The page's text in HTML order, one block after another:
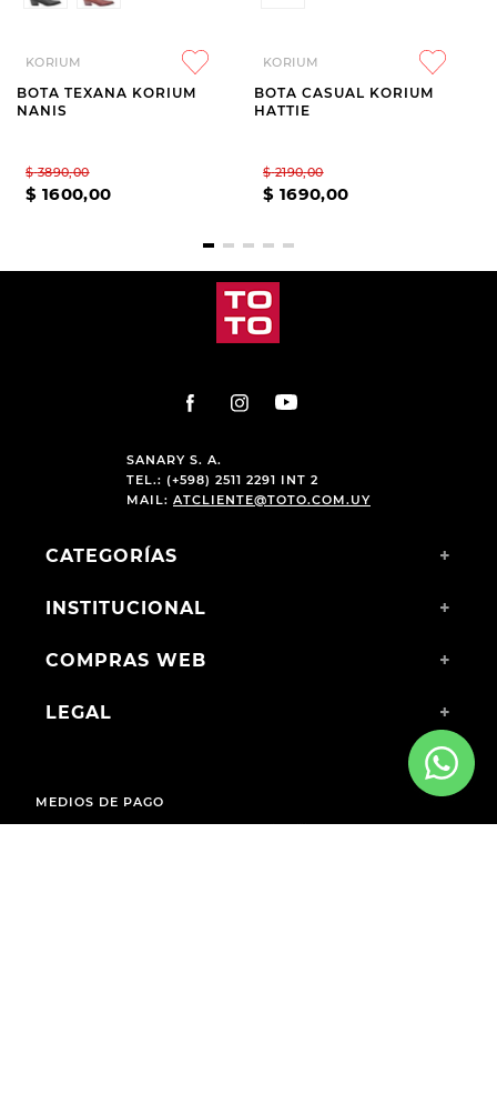
KORIUM
BOTA TEXANA KORIUM
NANIS
$ 3890,00
$ 1600,00
KORIUM
BOTA CASUAL KORIUM
HATTIE
$ 2190,00
$ 1690,00
SANARY S. A.
TEL.: (+598) 2511 2291 INT 2
MAIL: ATCLIENTE@TOTO.COM.UY
CATEGORÍAS +
INSTITUCIONAL +
COMPRAS WEB +
LEGAL +
MEDIOS DE PAGO